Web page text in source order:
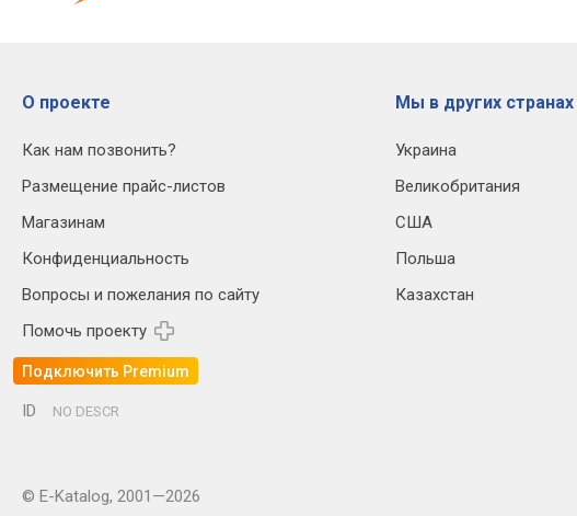
О проекте
Как нам позвонить?
Размещение прайс-листов
Магазинам
Конфиденциальность
Вопросы и пожелания по сайту
Помочь проекту
Подключить Premium
Мы в других странах
Украина
Великобритания
США
Польша
Казахстан
ID NO DESCR
© E-Katalog, 2001—2026